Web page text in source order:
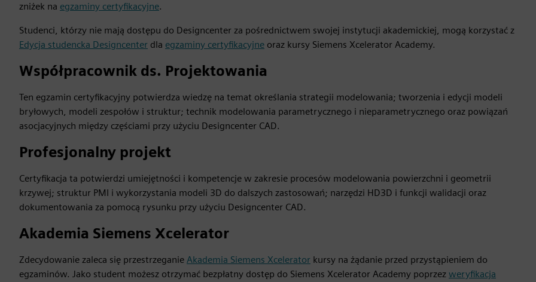
zniżek na egzaminy certyfikacyjne.
Studenci, którzy nie mają dostępu do Designcenter za pośrednictwem swojej instytucji akademickiej, mogą korzystać z
Edycja studencka Designcenter dla egzaminy certyfikacyjne oraz kursy Siemens Xcelerator Academy.
Współpracownik ds. Projektowania
Ten egzamin certyfikacyjny potwierdza wiedzę na temat określania strategii modelowania; tworzenia i edycji modeli
bryłowych, modeli zespołów i struktur; technik modelowania parametrycznego i nieparametrycznego oraz powiązań
asocjacyjnych między częściami przy użyciu Designcenter CAD.
Profesjonalny projekt
Certyfikacja ta potwierdzi umiejętności i kompetencje w zakresie procesów modelowania powierzchni i geometrii
krzywej; struktur PMI i wykorzystania modeli 3D do dalszych zastosowań; narzędzi HD3D i funkcji walidacji oraz
dokumentowania za pomocą rysunku przy użyciu Designcenter CAD.
Akademia Siemens Xcelerator
Zdecydowanie zaleca się przestrzeganie Akademia Siemens Xcelerator kursy na żądanie przed przystąpieniem do
egzaminów. Jako student możesz otrzymać bezpłatny dostęp do Siemens Xcelerator Academy poprzez weryfikacja